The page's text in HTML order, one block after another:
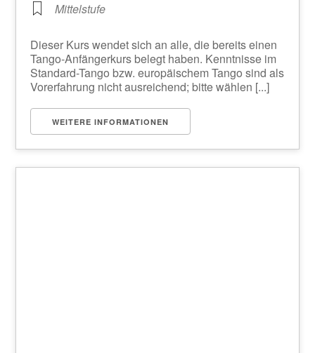
Mittelstufe
Dieser Kurs wendet sich an alle, die bereits einen
Tango-Anfängerkurs belegt haben. Kenntnisse im
Standard-Tango bzw. europäischem Tango sind als
Vorerfahrung nicht ausreichend; bitte wählen [...]
WEITERE INFORMATIONEN